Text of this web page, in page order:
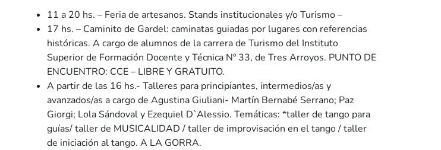
11 a 20 hs. – Feria de artesanos. Stands institucionales y/o Turismo –
17 hs. – Caminito de Gardel: caminatas guiadas por lugares con referencias
históricas. A cargo de alumnos de la carrera de Turismo del Instituto
Superior de Formación Docente y Técnica Nº 33, de Tres Arroyos. PUNTO DE
ENCUENTRO: CCE – LIBRE Y GRATUITO.
A partir de las 16 hs.- Talleres para principiantes, intermedios/as y
avanzados/as a cargo de Agustina Giuliani- Martín Bernabé Serrano; Paz
Giorgi; Lola Sándoval y Ezequiel D`Alessio. Temáticas: *taller de tango para
guías/ taller de MUSICALIDAD / taller de improvisación en el tango / taller
de iniciación al tango. A LA GORRA.